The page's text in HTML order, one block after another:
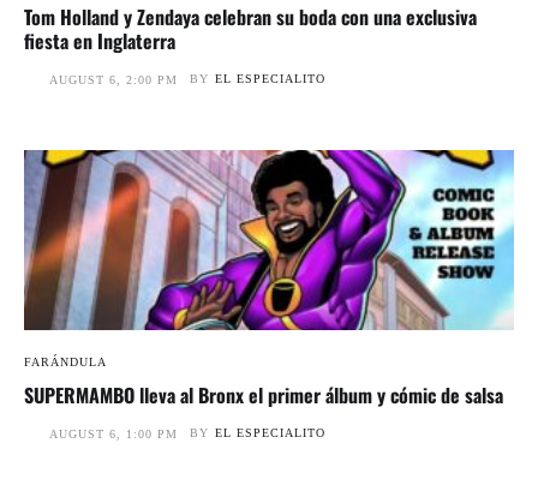
Tom Holland y Zendaya celebran su boda con una exclusiva
fiesta en Inglaterra
AUGUST 6, 2:00 PM BY EL ESPECIALITO
FARÁNDULA
SUPERMAMBO lleva al Bronx el primer álbum y cómic de salsa
AUGUST 6, 1:00 PM BY EL ESPECIALITO